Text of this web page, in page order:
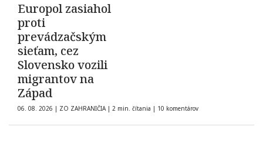
Europol zasiahol
proti
prevádzačským
sieťam, cez
Slovensko vozili
migrantov na
Západ
06. 08. 2026 | ZO ZAHRANIČIA | 2 min. čítania | 10 komentárov